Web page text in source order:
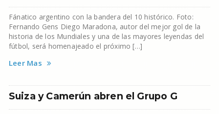
Fánatico argentino con la bandera del 10 histórico. Foto:
Fernando Gens Diego Maradona, autor del mejor gol de la
historia de los Mundiales y una de las mayores leyendas del
fútbol, será homenajeado el próximo […]
Leer Mas
Suiza y Camerún abren el Grupo G